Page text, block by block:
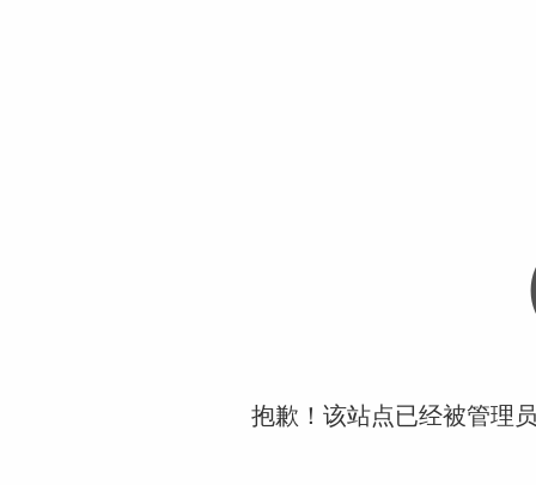
抱歉！该站点已经被管理